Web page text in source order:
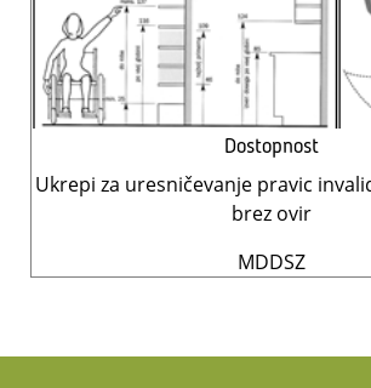
Dostopnost
Ukrepi za uresničevanje pravic
brez ovir
MDDSZ